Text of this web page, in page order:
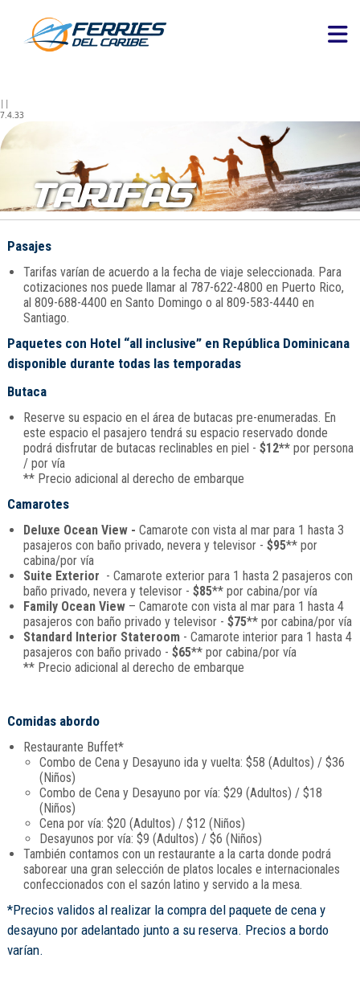
||
7.4.33
TARIFAS
Pasajes
Tarifas varían de acuerdo a la fecha de viaje seleccionada. Para
cotizaciones nos puede llamar al 787-622-4800 en Puerto Rico,
al 809-688-4400 en Santo Domingo o al 809-583-4440 en
Santiago.
Paquetes con Hotel “all inclusive” en República Dominicana
disponible durante todas las temporadas
Butaca
Reserve su espacio en el área de butacas pre-enumeradas. En
este espacio el pasajero tendrá su espacio reservado donde
podrá disfrutar de butacas reclinables en piel - $12**por persona
/ por vía
** Precio adicional al derecho de embarque
Camarotes
Deluxe Ocean View - Camarote con vista al mar para 1 hasta 3
pasajeros con baño privado, nevera y televisor - $95** por
cabina/por vía
Suite Exterior - Camarote exterior para 1 hasta 2 pasajeros con
baño privado, nevera y televisor - $85** por cabina/por vía
Family Ocean View– Camarote con vista al mar para 1 hasta 4
pasajeros con baño privado y televisor - $75** por cabina/por vía
Standard Interior Stateroom- Camarote interior para 1 hasta 4
pasajeros con baño privado - $65** por cabina/por vía
** Precio adicional al derecho de embarque
Comidas abordo
Restaurante Buffet*
Combo de Cena y Desayuno ida y vuelta: $58 (Adultos) / $36
(Niños)
Combo de Cena y Desayuno por vía: $29 (Adultos) / $18
(Niños)
Cena por vía: $20 (Adultos) / $12 (Niños)
Desayunos por vía: $9 (Adultos) / $6 (Niños)
También contamos con un restaurante a la carta donde podrá
saborear una gran selección de platos locales e internacionales
confeccionados con el sazón latino y servido a la mesa.
*Precios validos al realizar la compra del paquete de cena y
desayuno por adelantado junto a su reserva. Precios a bordo
varían.